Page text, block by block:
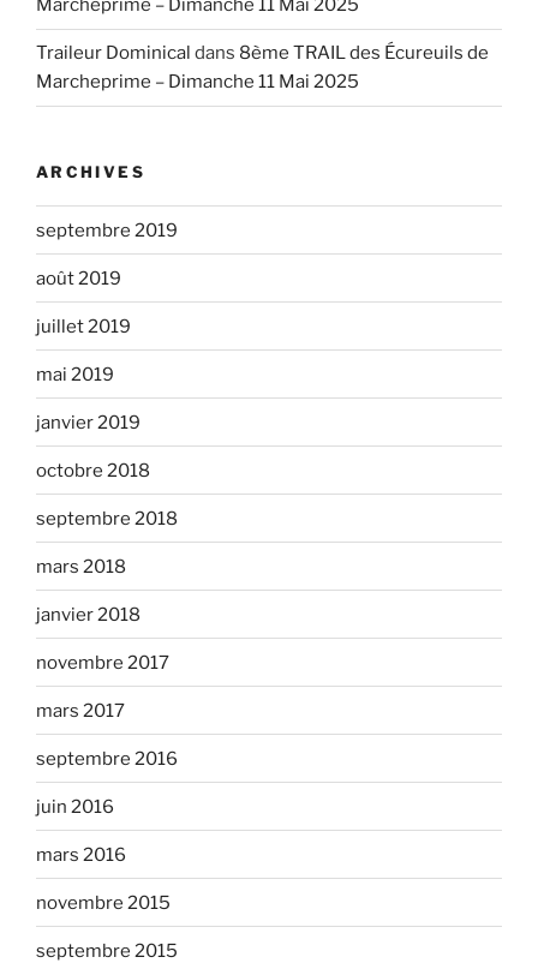
Marcheprime – Dimanche 11 Mai 2025
Traileur Dominical dans 8ème TRAIL des Écureuils de
Marcheprime – Dimanche 11 Mai 2025
ARCHIVES
septembre 2019
août 2019
juillet 2019
mai 2019
janvier 2019
octobre 2018
septembre 2018
mars 2018
janvier 2018
novembre 2017
mars 2017
septembre 2016
juin 2016
mars 2016
novembre 2015
septembre 2015